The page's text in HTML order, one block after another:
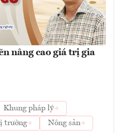
nâng cao giá trị gia
Khung pháp lý
trường Nông sản